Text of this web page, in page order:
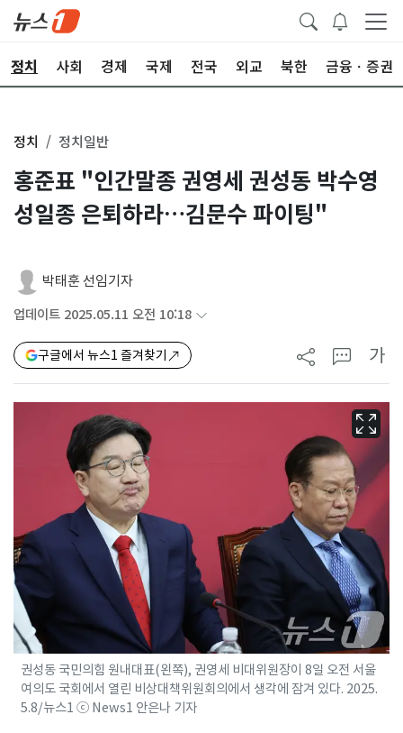
정치 사회 경제 국제 전국 외교 북한 금융ㆍ증권
정치 정치일반
홍준표 "인간말종 권영세 권성동 박수영
성일종 은퇴하라…김문수 파이팅"
박태훈 선임기자
업데이트 2025.05.11 오전 10:18
구글에서 뉴스1 즐겨찾기 가
권성동 국민의힘 원내대표(왼쪽), 권영세 비대위원장이 8일 오전 서울
여의도 국회에서 열린 비상대책위원회의에서 생각에 잠겨 있다. 2025.
5.8/뉴스1 ⓒ News1 안은나 기자